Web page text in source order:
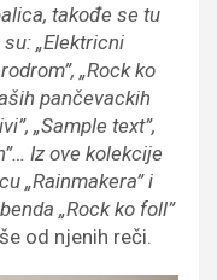
takođe se tu
„Elektricni
„Rock ko
pančevackih
„Sample text”,
Iz ove kolekcije
„Rainmakera” i
„Rock ko foll”
od njenih reči.